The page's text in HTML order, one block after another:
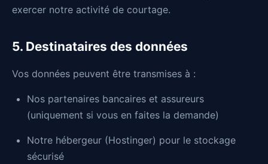
exercer notre activité de courtage.
5. Destinataires des données
Vos données peuvent être transmises à :
Nos partenaires bancaires et assureurs
(uniquement si vous en faites la demande)
Notre hébergeur (Hostinger) pour le stockage
sécurisé